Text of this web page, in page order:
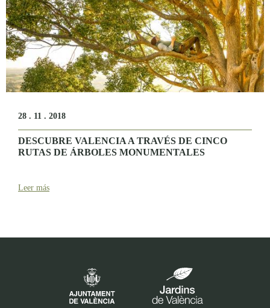
28 . 11 . 2018
DESCUBRE VALENCIA A TRAVÉS DE CINCO
RUTAS DE ÁRBOLES MONUMENTALES
Leer más